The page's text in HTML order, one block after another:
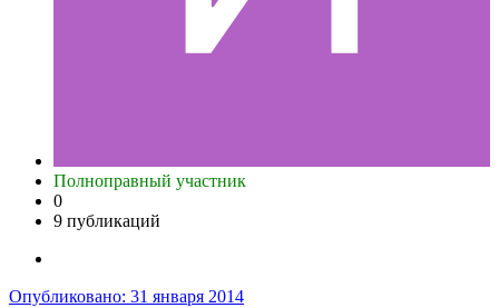
Полноправный участник
0
9 публикаций
Опубликовано: 31 января 2014